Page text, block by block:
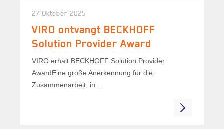
27 Oktober 2025
VIRO ontvangt BECKHOFF
Solution Provider Award
VIRO erhält BECKHOFF Solution Provider
AwardEine große Anerkennung für die
Zusammenarbeit, in...